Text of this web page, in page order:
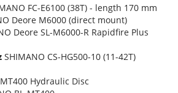
FC-E6100 (38T) - length 170 mm
Deore M6000 (direct mount)
Deore SL-M6000-R Rapidfire Plus
SHIMANO CS-HG500-10 (11-42T)
Hydraulic Disc